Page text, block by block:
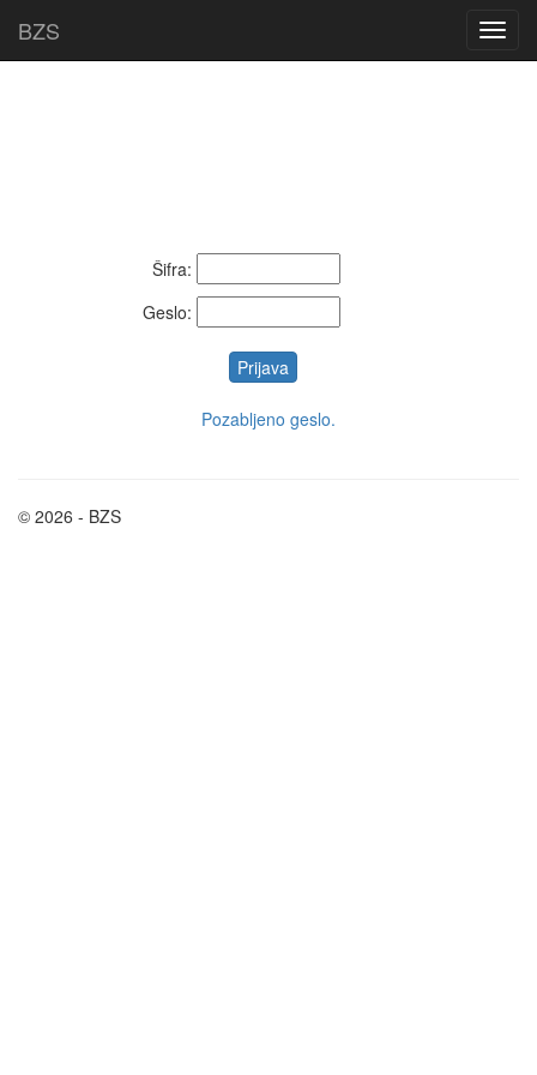
BZS
Šifra:
Geslo:
Pozabljeno geslo.
© 2026 - BZS